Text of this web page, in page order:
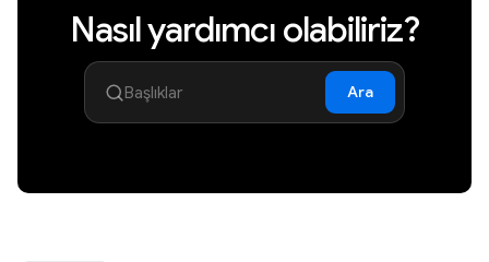
Nasıl yardımcı olabiliriz?
Ara